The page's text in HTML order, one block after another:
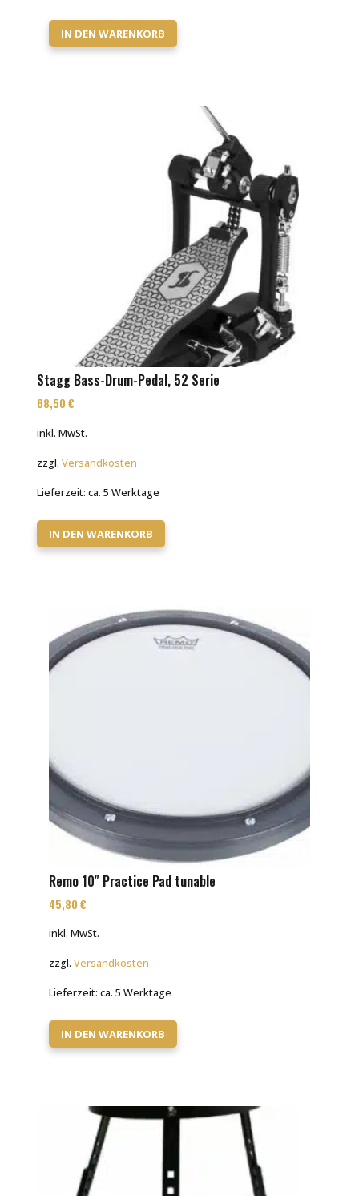
IN DEN WARENKORB
Stagg Bass-Drum-Pedal, 52 Serie
68,50€
inkl. MwSt.
zzgl.Versandkosten
Lieferzeit:ca. 5 Werktage
IN DEN WARENKORB
Remo 10″ Practice Pad tunable
45,80 €
inkl. MwSt.
zzgl. Versandkosten
Lieferzeit: ca. 5 Werktage
IN DEN WARENKORB